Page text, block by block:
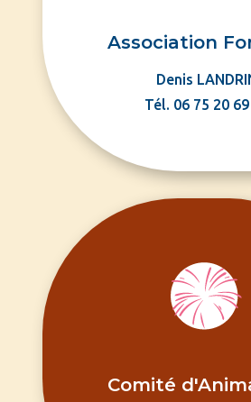
Association
Denis
Tél. 06 75 20
Comité